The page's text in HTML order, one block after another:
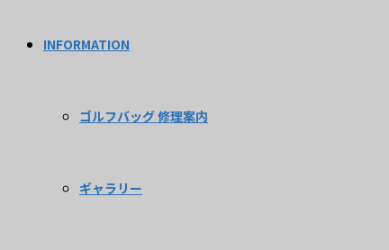
INFORMATION
ゴルフバッグ 修理案内
ギャラリー